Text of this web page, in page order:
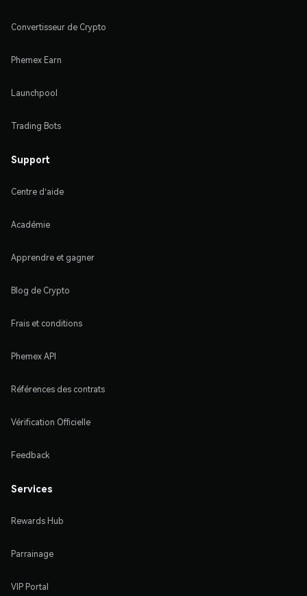
Convertisseur de Crypto
Phemex Earn
Launchpool
Trading Bots
Support
Centre d'aide
Académie
Apprendre et gagner
Blog de Crypto
Frais et conditions
Phemex API
Références des contrats
Vérification Officielle
Feedback
Services
Rewards Hub
Parrainage
VIP Portal